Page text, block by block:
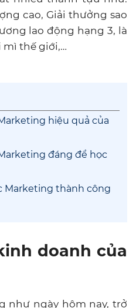
cao, Giải thưởng sao
lao động hạng 3, là
mì thế giới,…
hiệu quả của
đáng để học
Marketing thành công
doanh của
như ngày hôm nay, trở